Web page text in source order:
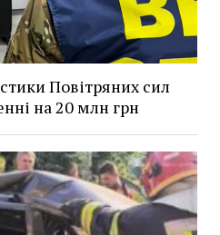
Повітряних сил
на 20 млн грн